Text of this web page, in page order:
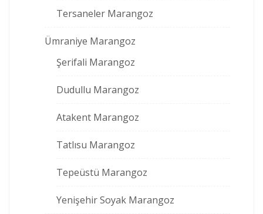
Tersaneler Marangoz
Ümraniye Marangoz
Şerifali Marangoz
Dudullu Marangoz
Atakent Marangoz
Tatlısu Marangoz
Tepeüstü Marangoz
Yenişehir Soyak Marangoz